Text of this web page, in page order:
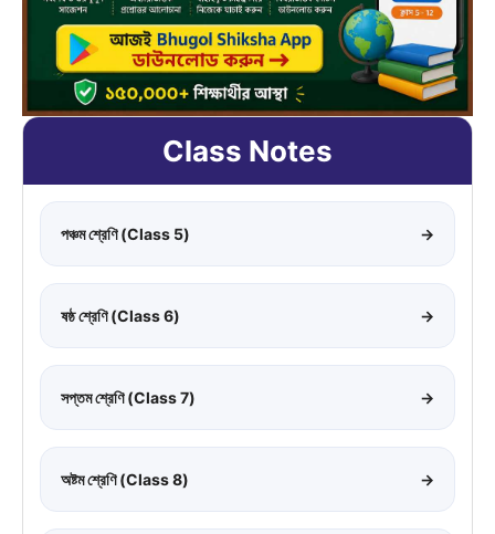
Class Notes
পঞ্চম শ্রেণি (Class 5) →
ষষ্ঠ শ্রেণি (Class 6) →
সপ্তম শ্রেণি (Class 7) →
অষ্টম শ্রেণি (Class 8) →